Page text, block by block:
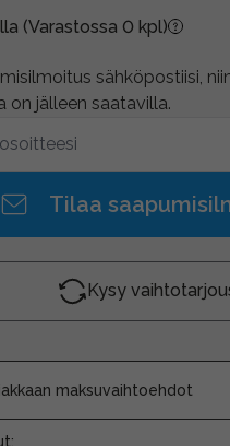
(Varastossa 0 kpl)
sähköpostiisi,
on jälleen saatavilla.
Tilaa
Kysy
maksuvaihtoehdot